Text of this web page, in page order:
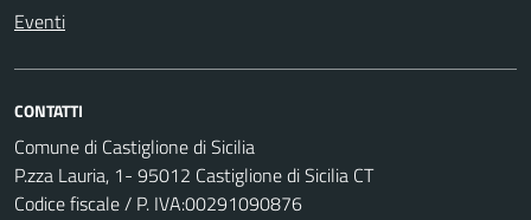
Eventi
CONTATTI
Comune di Castiglione di Sicilia
P.zza Lauria, 1- 95012 Castiglione di Sicilia CT
Codice fiscale / P. IVA:00291090876